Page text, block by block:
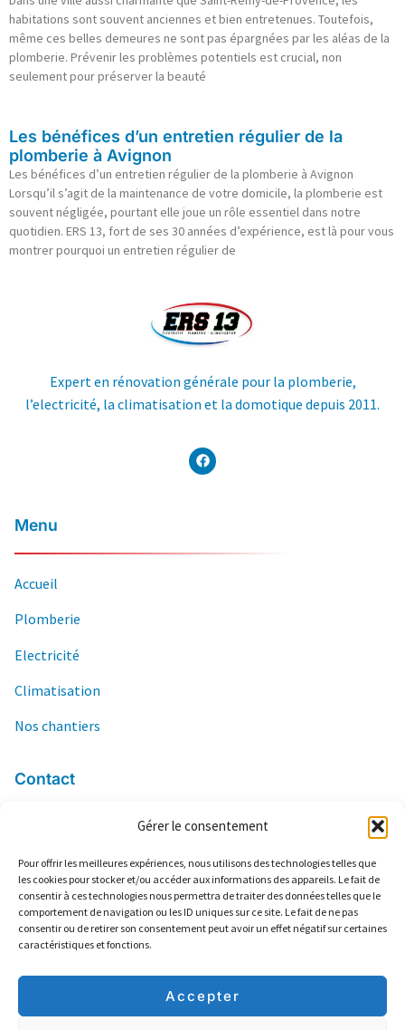
Gérer le consentement
Pour offrir les meilleures expériences, nous utilisons des technologies telles que
les cookies pour stocker et/ou accéder aux informations des appareils. Le fait de
consentir à ces technologies nous permettra de traiter des données telles que le
comportement de navigation ou les ID uniques sur ce site. Le fait de ne pas
consentir ou de retirer son consentement peut avoir un effet négatif sur certaines
caractéristiques et fonctions.
Accepter
habitations sont souvent anciennes et bien entretenues. Toutefois,
même ces belles demeures ne sont pas épargnées par les aléas de la
plomberie. Prévenir les problèmes potentiels est crucial, non
seulement pour préserver la beauté
Les bénéfices d’un entretien régulier de la
plomberie à Avignon
Les bénéfices d’un entretien régulier de la plomberie à Avignon
Lorsqu’il s’agit de la maintenance de votre domicile, la plomberie est
souvent négligée, pourtant elle joue un rôle essentiel dans notre
quotidien. ERS 13, fort de ses 30 années d’expérience, est là pour vous
montrer pourquoi un entretien régulier de
Expert en rénovation générale pour la plomberie,
l’electricité, la climatisation et la domotique depuis 2011.
Menu
Accueil
Plomberie
Electricité
Climatisation
Nos chantiers
Contact
contact@ers13.com
2 Lotissement Frédéric Mistral
13160 Châteaurenard
Climatisation